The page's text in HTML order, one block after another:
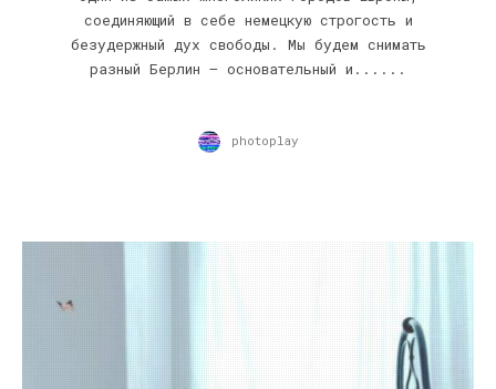
соединяющий в себе немецкую строгость и
безудержный дух свободы. Мы будем снимать
разный Берлин – основательный и......
photoplay